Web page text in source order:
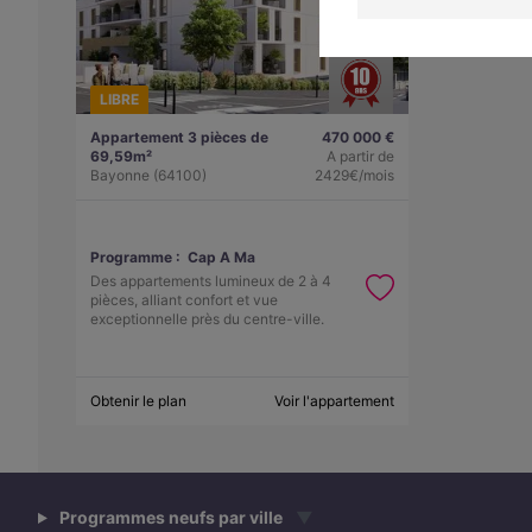
LIBRE
Appartement 3 pièces de
69,59m²
Bayonne (64100)
470 000 €
A partir de
2429€/mois
Programme : Cap A Ma
Des appartements lumineux de 2 à 4
pièces, alliant confort et vue
exceptionnelle près du centre-ville.
Obtenir le plan Voir l'appartement
Programmes neufs par ville